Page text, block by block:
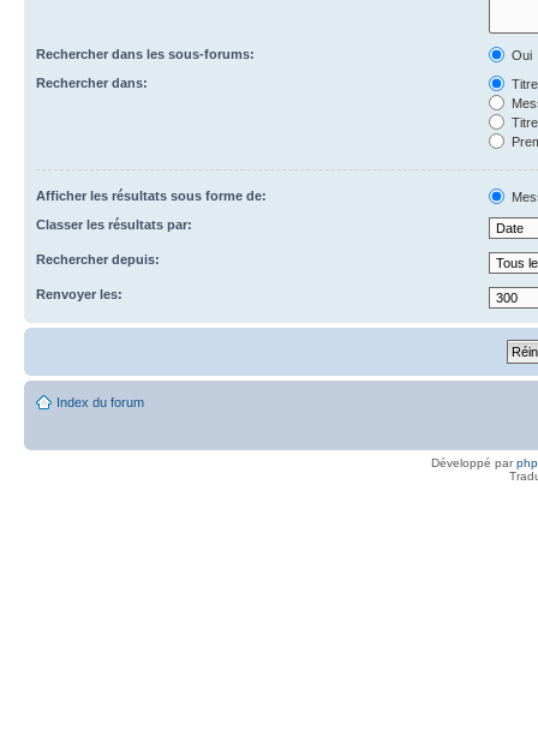
Rechercher dans les sous-forums:
Oui
Rechercher dans:
Afficher les résultats sous forme de:
Classer les résultats par:
Rechercher depuis:
Renvoyer les:
Index du forum
Développé par